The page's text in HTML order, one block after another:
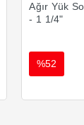
Ağır Yük
- 1 1/4"
%52